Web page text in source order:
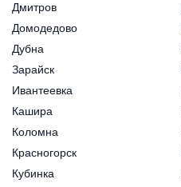
Дмитров
Домодедово
Дубна
Зарайск
Ивантеевка
Кашира
Коломна
Красногорск
Кубинка